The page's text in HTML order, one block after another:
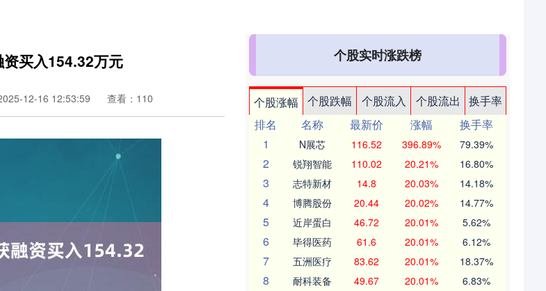
买入154.32万元
12-16 12:53:59 查看：110
个股实时涨跌榜
个股涨幅 个股跌幅 个股流入 个股流出
换手率
排名
名称 最新价 涨幅
换手率
1
N展芯 116.52 396.89% 79.39%
2 锐翔智能 110.02 20.21% 16.80%
3 志特新材 14.8 20.03% 14.18%
4 博腾股份 20.44 20.02% 14.77%
5 近岸蛋白 46.72 20.01% 5.62%
6 毕得医药 61.6 20.01% 6.12%
7 五洲医疗 83.62 20.01% 18.37%
8 耐科装备 49.67 20.01% 6.83%